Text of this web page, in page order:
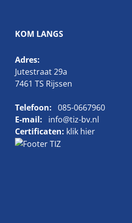
KOM LANGS
Adres:
Jutestraat 29a
7461 TS Rijssen
Telefoon: 085-0667960
E-mail:
info@tiz-bv.nl
Certificaten: klik hier